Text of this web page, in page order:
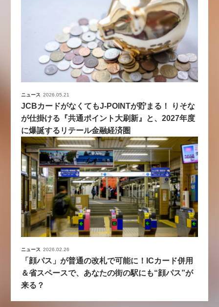
ニュース 2026.05.21
JCBカードがなくてもJ-POINTが貯まる！ りそな
が仕掛ける『共通ポイント大刷新』と、2027年度
に爆誕するリテール金融経済圏
ニュース 2026.02.26
「顔パス」が普通の改札で可能に！ICカード併用
＆省スペースで、あなたの街の駅にも“顔パス”が
来る？